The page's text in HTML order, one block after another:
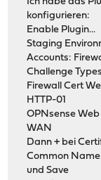
konfigurieren:
Enable Plugin...
Staging
Accounts:
Challenge
Firewall Cert
HTTP-01
OPNsense Web
WAN
Dann + bei
Common
und Save